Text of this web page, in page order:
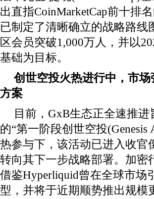
出直指CoinMarketCap前十排
已制定了清晰确立的战略路线
区会员突破1,000万人，并以
基础为目标。
创世空投火热进行中，市
方案
目前，GxB生态正全速推
的“第一阶段创世空投
热参与下，该活动已进入收官
转向其下一步战略部署。加密
借鉴Hyperliquid曾在全球市场
型，并将于近期顺势推出规模